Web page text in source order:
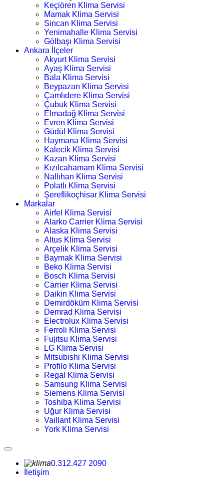
Keçiören Klima Servisi
Mamak Klima Servisi
Sincan Klima Servisi
Yenimahalle Klima Servisi
Gölbaşı Klima Servisi
Ankara İlçeler
Akyurt Klima Servisi
Ayaş Klima Servisi
Bala Klima Servisi
Beypazarı Klima Servisi
Çamlıdere Klima Servisi
Çubuk Klima Servisi
Elmadağ Klima Servisi
Evren Klima Servisi
Güdül Klima Servisi
Haymana Klima Servisi
Kalecik Klima Servisi
Kazan Klima Servisi
Kızılcahamam Klima Servisi
Nallıhan Klima Servisi
Polatlı Klima Servisi
Şereflikoçhisar Klima Servisi
Markalar
Airfel Klima Servisi
Alarko Carrier Klima Servisi
Alaska Klima Servisi
Altus Klima Servisi
Arçelik Klima Servisi
Baymak Klima Servisi
Beko Klima Servisi
Bosch Klima Servisi
Carrier Klima Servisi
Daikin Klima Servisi
Demirdöküm Klima Servisi
Demrad Klima Servisi
Electrolux Klima Servisi
Ferroli Klima Servisi
Fujitsu Klima Servisi
LG Klima Servisi
Mitsubishi Klima Servisi
Profilo Klima Servisi
Regal Klima Servisi
Samsung Klima Servisi
Siemens Klima Servisi
Toshiba Klima Servisi
Uğur Klima Servisi
Vaillant Klima Servisi
York Klima Servisi
0.312.427 2090
İletişim